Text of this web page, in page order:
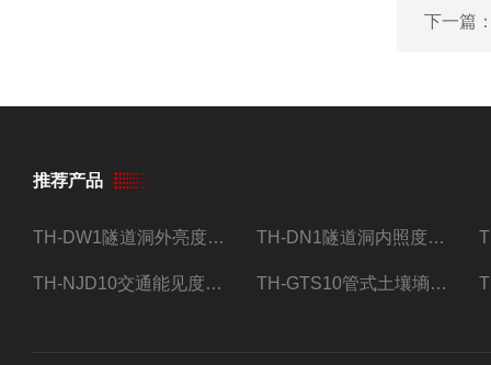
下一篇
推荐产品
TH-DW1隧道洞外亮度检测器设备 TH-DN1隧道洞内照度检测器设备
TH-NJD10交通能见度监测站 TH-GTS10管式土壤墒情自动监测仪